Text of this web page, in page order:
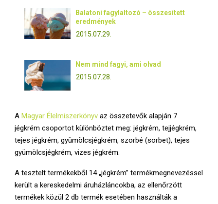
Balatoni fagylaltozó – összesített
eredmények
2015.07.29.
Nem mind fagyi, ami olvad
2015.07.28.
A Magyar Élelmiszerkönyv az összetevők alapján 7
jégkrém csoportot különböztet meg: jégkrém, tejjégkrém,
tejes jégkrém, gyümölcsjégkrém, szorbé (sorbet), tejes
gyümölcsjégkrém, vizes jégkrém.
A tesztelt termékekből 14 „jégkrém” termékmegnevezéssel
került a kereskedelmi áruházláncokba, az ellenőrzött
termékek közül 2 db termék esetében használták a